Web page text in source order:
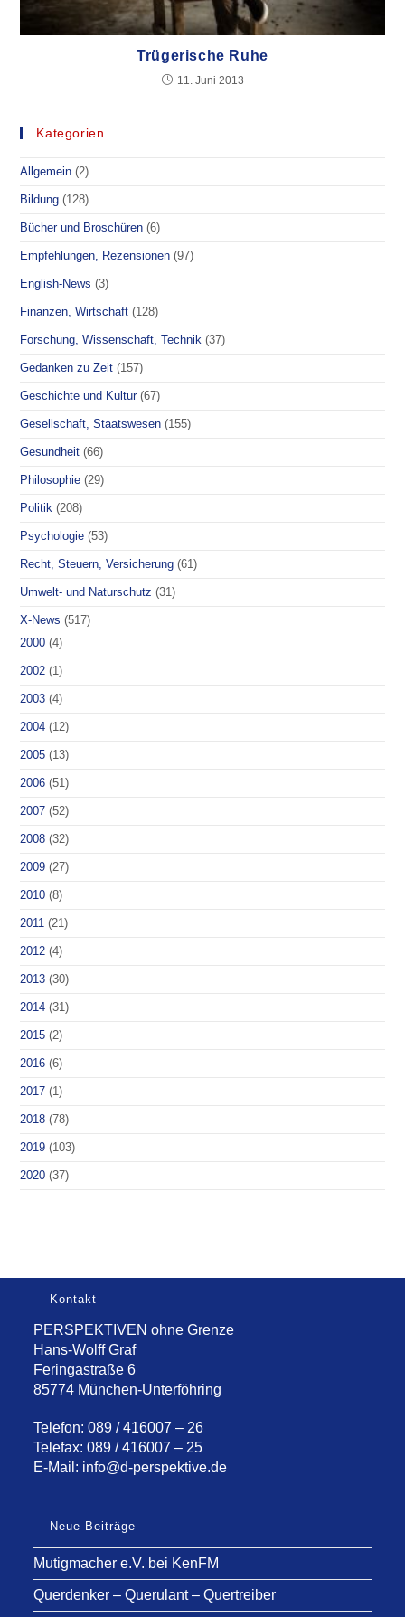
Trügerische Ruhe
11. Juni 2013
Kategorien
Allgemein (2)
Bildung (128)
Bücher und Broschüren (6)
Empfehlungen, Rezensionen (97)
English-News (3)
Finanzen, Wirtschaft (128)
Forschung, Wissenschaft, Technik (37)
Gedanken zu Zeit (157)
Geschichte und Kultur (67)
Gesellschaft, Staatswesen (155)
Gesundheit (66)
Philosophie (29)
Politik (208)
Psychologie (53)
Recht, Steuern, Versicherung (61)
Umwelt- und Naturschutz (31)
X-News (517)
2000 (4)
2002 (1)
2003 (4)
2004 (12)
2005 (13)
2006 (51)
2007 (52)
2008 (32)
2009 (27)
2010 (8)
2011 (21)
2012 (4)
2013 (30)
2014 (31)
2015 (2)
2016 (6)
2017 (1)
2018 (78)
2019 (103)
2020 (37)
Kontakt
PERSPEKTIVEN ohne Grenze
Hans-Wolff Graf
Feringastraße 6
85774 München-Unterföhring
Telefon: 089 / 416007 – 26
Telefax: 089 / 416007 – 25
E-Mail: info@d-perspektive.de
Neue Beiträge
Mutigmacher e.V. bei KenFM
Querdenker – Querulant – Quertreiber